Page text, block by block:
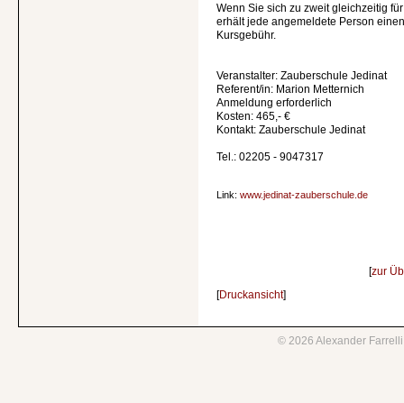
Wenn Sie sich zu zweit gleichzeitig
erhält jede angemeldete Person
Kursgebühr.
Veranstalter: Zauberschule Jedinat
Referent/in: Marion Metternich
Anmeldung erforderlich
Kosten: 465,- €
Kontakt: Zauberschule Jedinat
Tel.: 02205 - 9047317
Link: www.jedinat-zauberschule.de
[zur
[Druckansicht]
© 2026 Alexander